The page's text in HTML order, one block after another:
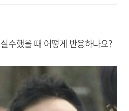
수했을 때 어떻게 반응하나요?